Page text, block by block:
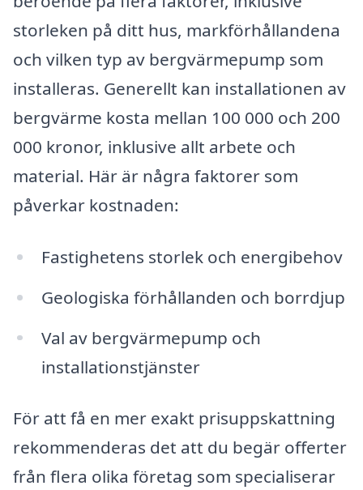
storleken på ditt hus, markförhållandena
och vilken typ av bergvärmepump som
installeras. Generellt kan installationen av
bergvärme kosta mellan 100 000 och 200
000 kronor, inklusive allt arbete och
material. Här är några faktorer som
påverkar kostnaden:
Fastighetens storlek och energibehov
Geologiska förhållanden och borrdjup
Val av bergvärmepump och
installationstjänster
För att få en mer exakt prisuppskattning
rekommenderas det att du begär offerter
från flera olika företag som specialiserar